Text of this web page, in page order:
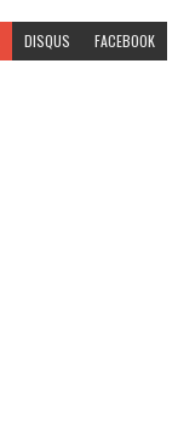
DISQUS FACEBOOK